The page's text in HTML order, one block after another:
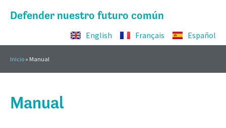
Defender nuestro futuro común
English Français Español
Inicio » Manual
Manual